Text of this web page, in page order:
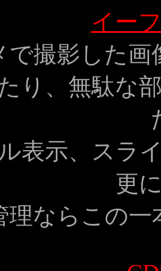
イー
で撮影した
り、無駄な
表示、スラ
更
理ならこの